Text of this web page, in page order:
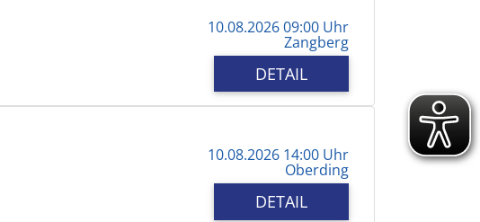
10.08.2026 09:00 Uhr
Zangberg
DETAIL
10.08.2026 14:00 Uhr
Oberding
DETAIL